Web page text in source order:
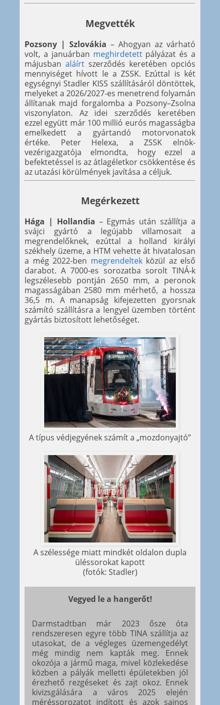
Megvették
Pozsony | Szlovákia – Ahogyan az várható
volt, a januárban meghirdetettpályázat és a
májusban aláírt szerződés keretében opciós
mennyiséget hívott le a ZSSK. Ezúttal is két
egységnyi Stadler KISS szállításáról döntöttek,
melyeket a 2026/2027-es menetrend folyamán
állítanak majd forgalomba a Pozsony–Zsolna
viszonylaton. Az idei szerződés keretében
ezzel együtt már 100 millió eurós magasságba
emelkedett a gyártandó motorvonatok
értéke. Peter Helexa, a ZSSK elnök-
vezérigazgatója elmondta, hogy ezzel a
befektetéssel is az átlagéletkor csökkentése és
az utazási körülmények javítása a céljuk.
Megérkezett
Hága | Hollandia – Egymás után szállítja a
svájci gyártó a legújabb villamosait a
megrendelőknek, ezúttal a holland királyi
székhely üzeme, a HTM vehette át hivatalosan
a még 2022-ben megrendeltekközül az első
darabot. A 7000-es sorozatba sorolt TINÁ-k
legszélesebb pontján 2650 mm, a peronok
magasságában 2580 mm mérhető, a hossza
36,5 m. A manapság kifejezetten gyorsnak
számító szállításra a lengyel üzemben történt
gyártás biztosított lehetőséget.
A típus védjegyének számít a „mozdonyajtó”
A szélessége miatt mindkét oldalon dupla
üléssorokat kapott
(fotók: Stadler)
Vegyed le a hangerőt!
Darmstadtban már 2023 ősze óta
rendszeresen egyre több TINA szállítja az
utasokat, de a végleges üzemengedélyt
még mindig nem kapták meg. Ennek
okozója a jármű maga, mivel közlekedése
közben a pályák melletti épületekben jól
érezhető rezgéseket és zajt okoz. Ennek
kivizsgálására a város 2025 elején
méréssorozatot indított és azok sajnos